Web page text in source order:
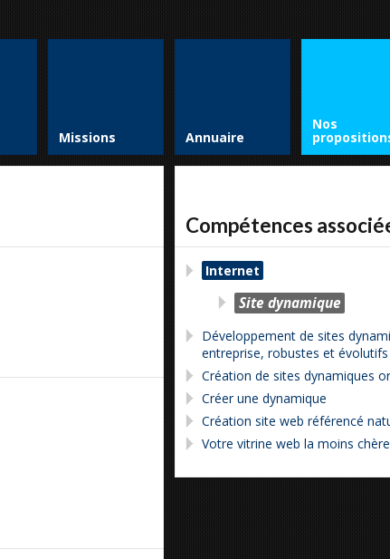
Missions Annuaire
Nos
Compétences
Internet
Site dynamique
Développement de sites
entreprise, robustes et évolutifs
Création de sites dynamiques
Créer une dynamique
Création site web référencé
Votre vitrine web la moins